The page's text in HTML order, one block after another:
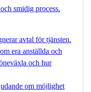
smidig process.
avtal för tjänsten.
era anställda och
och hur
om möjlighet